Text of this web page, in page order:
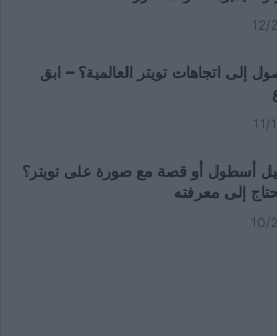
12/
إلى اتجاهات تويتر العالمية؟ – ابق
11/
أسطول أو قصة مع صورة على تويتر؟
إلى معرفته
10/